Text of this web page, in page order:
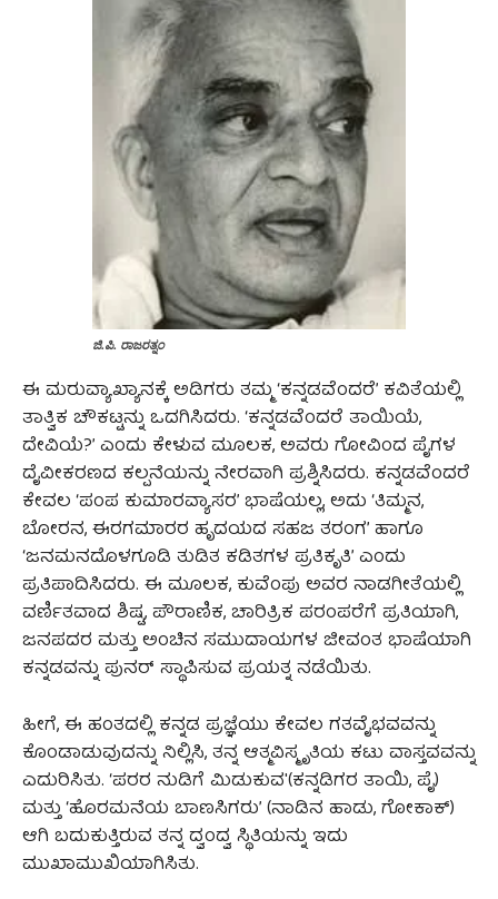
ಜಿ.ಪಿ. ರಾಜರತ್ನಂ
ಈ ಮರುವ್ಯಾಖ್ಯಾನಕ್ಕೆ ಅಡಿಗರು ತಮ್ಮ ‘ಕನ್ನಡವೆಂದರೆ’ ಕವಿತೆಯಲ್ಲಿ
ತಾತ್ವಿಕ ಚೌಕಟ್ಟನ್ನು ಒದಗಿಸಿದರು. ‘ಕನ್ನಡವೆಂದರೆ ತಾಯಿಯೆ,
ದೇವಿಯೆ?’ ಎಂದು ಕೇಳುವ ಮೂಲಕ, ಅವರು ಗೋವಿಂದ ಪೈಗಳ
ದೈವೀಕರಣದ ಕಲ್ಪನೆಯನ್ನು ನೇರವಾಗಿ ಪ್ರಶ್ನಿಸಿದರು. ಕನ್ನಡವೆಂದರೆ
ಕೇವಲ ‘ಪಂಪ ಕುಮಾರವ್ಯಾಸರ’ ಭಾಷೆಯಲ್ಲ, ಅದು ‘ತಿಮ್ಮನ,
ಬೋರನ, ಈರಗಮಾರರ ಹೃದಯದ ಸಹಜ ತರಂಗ’ ಹಾಗೂ
‘ಜನಮನದೊಳಗೂಡಿ ತುಡಿತ ಕಡಿತಗಳ ಪ್ರತಿಕೃತಿ’ ಎಂದು
ಪ್ರತಿಪಾದಿಸಿದರು. ಈ ಮೂಲಕ, ಕುವೆಂಪು ಅವರ ನಾಡಗೀತೆಯಲ್ಲಿ
ವರ್ಣಿತವಾದ ಶಿಷ್ಟ, ಪೌರಾಣಿಕ, ಚಾರಿತ್ರಿಕ ಪರಂಪರೆಗೆ ಪ್ರತಿಯಾಗಿ,
ಜನಪದರ ಮತ್ತು ಅಂಚಿನ ಸಮುದಾಯಗಳ ಜೀವಂತ ಭಾಷೆಯಾಗಿ
ಕನ್ನಡವನ್ನು ಪುನರ್‌ ಸ್ಥಾಪಿಸುವ ಪ್ರಯತ್ನ ನಡೆಯಿತು.
ಹೀಗೆ, ಈ ಹಂತದಲ್ಲಿ ಕನ್ನಡ ಪ್ರಜ್ಞೆಯು ಕೇವಲ ಗತವೈಭವವನ್ನು
ಕೊಂಡಾಡುವುದನ್ನು ನಿಲ್ಲಿಸಿ, ತನ್ನ ಆತ್ಮವಿಸ್ಮೃತಿಯ ಕಟು ವಾಸ್ತವವನ್ನು
ಎದುರಿಸಿತು. ‘ಪರರ ನುಡಿಗೆ ಮಿಡುಕುವ'(ಕನ್ನಡಿಗರ ತಾಯಿ, ಪೈ)
ಮತ್ತು ‘ಹೊರಮನೆಯ ಬಾಣಸಿಗರು’ (ನಾಡಿನ ಹಾಡು, ಗೋಕಾಕ್)
ಆಗಿ ಬದುಕುತ್ತಿರುವ ತನ್ನ ದ್ವಂದ್ವ ಸ್ಥಿತಿಯನ್ನು ಇದು
ಮುಖಾಮುಖಿಯಾಗಿಸಿತು.